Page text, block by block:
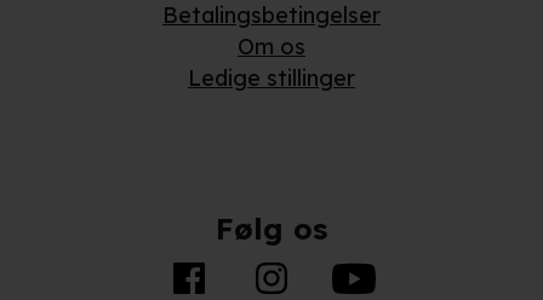
Betalingsbetingelser
Om os
Ledige stillinger
Følg os